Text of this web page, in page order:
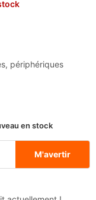
, périphériques
en stock
M'avertir